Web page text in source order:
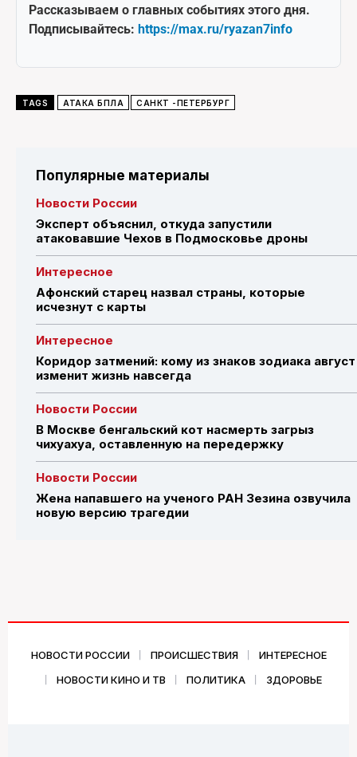
Рассказываем о главных событиях этого дня.
Подписывайтесь: https://max.ru/ryazan7info
TAGS АТАКА БПЛА САНКТ -ПЕТЕРБУРГ
Популярные материалы
Новости России
Эксперт объяснил, откуда запустили
атаковавшие Чехов в Подмосковье дроны
Интересное
Афонский старец назвал страны, которые
исчезнут с карты
Интересное
Коридор затмений: кому из знаков зодиака август
изменит жизнь навсегда
Новости России
В Москве бенгальский кот насмерть загрыз
чихуахуа, оставленную на передержку
Новости России
Жена напавшего на ученого РАН Зезина озвучила
новую версию трагедии
НОВОСТИ РОССИИ ПРОИСШЕСТВИЯ
ИНТЕРЕСНОЕ
НОВОСТИ КИНО И ТВ
ПОЛИТИКА ЗДОРОВЬЕ